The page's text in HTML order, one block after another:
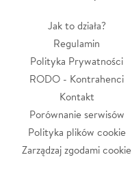
Jak to działa?
Regulamin
Polityka Prywatności
RODO - Kontrahenci
Kontakt
Porównanie serwisów
Polityka plików cookie
Zarządzaj zgodami cookie